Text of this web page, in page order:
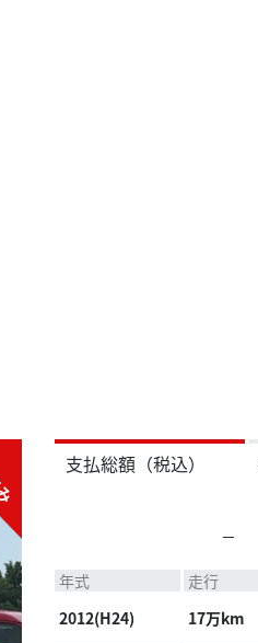
支払総額（税込）
－
年式
2012(H24)
走行
17万km